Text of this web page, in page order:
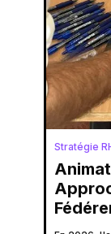
Stratégie